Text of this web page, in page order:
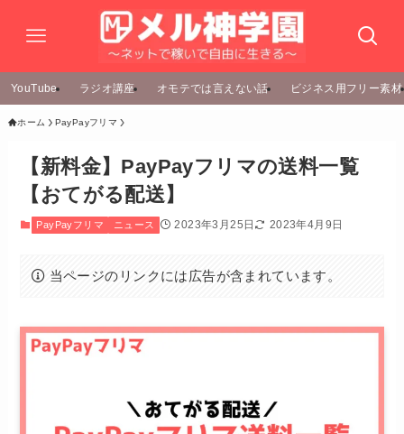
YouTube ラジオ講座 オモテでは言えない話 ビジネス用フリー素材
ホーム PayPayフリマ
【新料金】PayPayフリマの送料一覧
【おてがる配送】
PayPayフリマ ニュース 2023年3月25日 2023年4月9日
当ページのリンクには広告が含まれています。